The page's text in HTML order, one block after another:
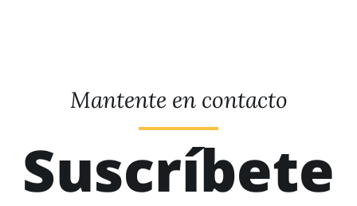
Mantente en contacto
Suscríbete